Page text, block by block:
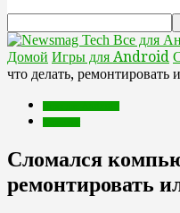
Все для
Домой Игры для Android
что делать,
Сломался
ремонтировать